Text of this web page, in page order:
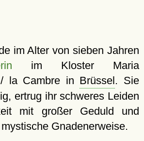
im Alter von sieben Jahren
im Kloster Maria
la Cambre in Brüssel. Sie
ertrug ihr schweres Leiden
mit großer Geduld und
Gnadenerweise.